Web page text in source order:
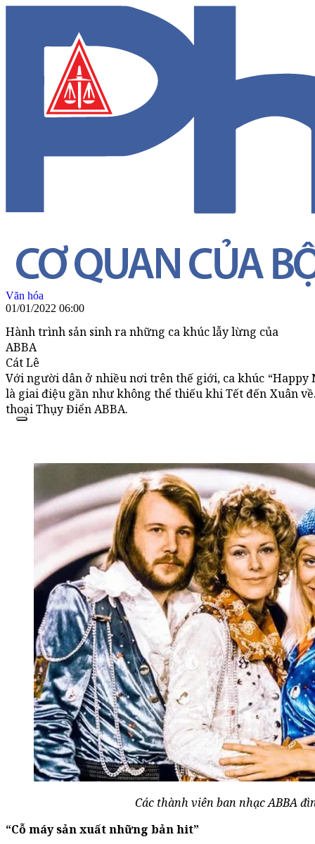
Văn hóa
01/01/2022 06:00
Hành trình sản sinh ra những ca khúc lẫy lừng của
ABBA
Cát Lê
Với người dân ở nhiều nơi trên thế giới, ca khúc “Happy
là giai điệu gần như không thể thiếu khi Tết đến Xuân
thoại Thụy Điển ABBA.
Các thành viên ban nhạc ABBA
“Cỗ máy sản xuất những bản hit”